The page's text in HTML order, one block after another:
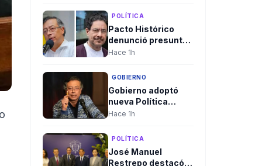
plataformas
digitales frente a
amenazas
electorales
POLÍTICA
Pacto Histórico
denunció presunto
“montaje judicial”
Petro e Iván Cepeda
y pidió garantías a
la Fiscalía
Hace 1h
GOBIERNO
Gobierno adoptó
nueva Política
Pública Integral
identificación de
desaparecidas en
Hace 1h
POLÍTICA
José Manuel
Restrepo destacó